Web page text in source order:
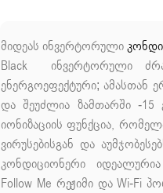
მიდეას ინვერტორული
Black ინვერტორული
ენერგოეფექტური; ამასთან
და შეუძლია ზამთარში -15
იონიზაციის ფუნქცია,
ვირუსებისგან და
კონდიციონერი
Follow Me რეჟიმი და Wi-Fi